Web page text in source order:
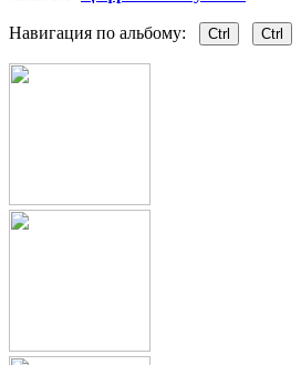
Навигация по альбому: Ctrl Ctrl